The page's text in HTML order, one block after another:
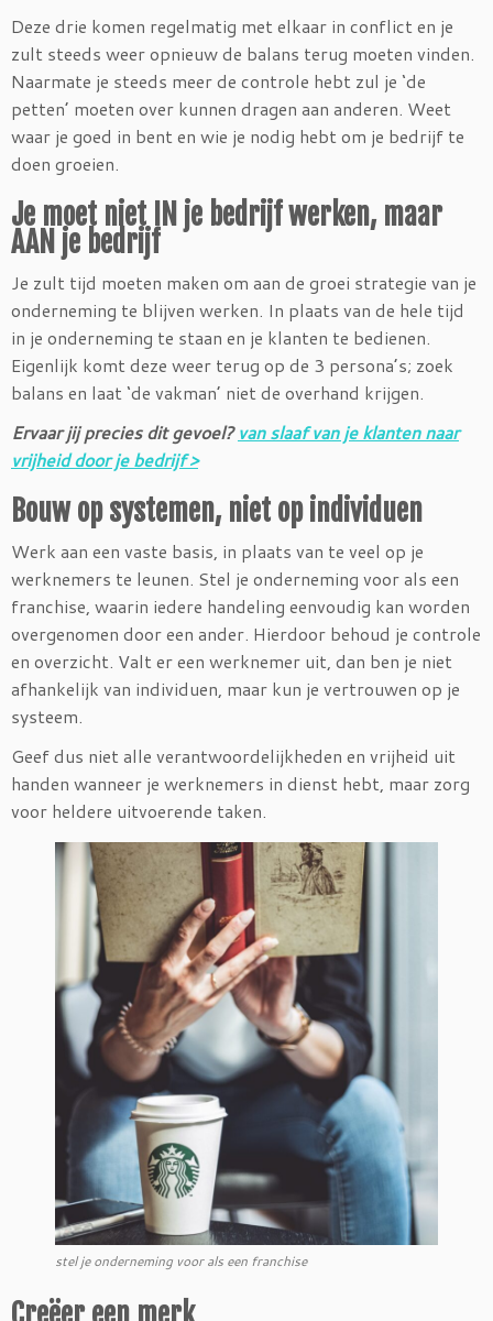
Deze drie komen regelmatig met elkaar in conflict en je
zult steeds weer opnieuw de balans terug moeten vinden.
Naarmate je steeds meer de controle hebt zul je ‘de
petten’ moeten over kunnen dragen aan anderen. Weet
waar je goed in bent en wie je nodig hebt om je bedrijf te
doen groeien.
Je moet niet IN je bedrijf werken, maar
AAN je bedrijf
Je zult tijd moeten maken om aan de groei strategie van je
onderneming te blijven werken. In plaats van de hele tijd
in je onderneming te staan en je klanten te bedienen.
Eigenlijk komt deze weer terug op de 3 persona’s; zoek
balans en laat ‘de vakman’ niet de overhand krijgen.
Ervaar jij precies dit gevoel?van slaaf van je klanten naar
vrijheid door je bedrijf >
Bouw op systemen, niet op individuen
Werk aan een vaste basis, in plaats van te veel op je
werknemers te leunen. Stel je onderneming voor als een
franchise, waarin iedere handeling eenvoudig kan worden
overgenomen door een ander. Hierdoor behoud je controle
en overzicht. Valt er een werknemer uit, dan ben je niet
afhankelijk van individuen, maar kun je vertrouwen op je
systeem.
Geef dus niet alle verantwoordelijkheden en vrijheid uit
handen wanneer je werknemers in dienst hebt, maar zorg
voor heldere uitvoerende taken.
stel je onderneming voor als een franchise